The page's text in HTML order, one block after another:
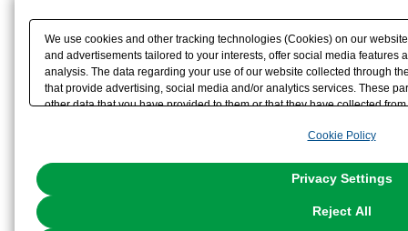
We use cookies and other tracking technologies (Cookies) on our
and advertisements tailored to your interests, offer social media features
analysis. The data regarding your use of our website collected through
that provide advertising, social media and/or analytics services. These
other data that you have provided to them or that they have collected
the use of all Cookies except for Strictly Necessary Cookies, please
You can change your consent or rejection settings at any time via
Cookie Policy
Privacy Settings
Reject All